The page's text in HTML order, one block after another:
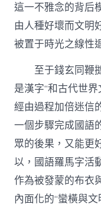
這一不雅念的背后
由人種好壞而文明
被置于時光之線性
至于錢玄同鞭
是漢字“和古代世
經由過程加倍迷信
一個步驟完成國語
眾的後果，又能更
以，國語羅馬字活
作為被發蒙的布衣
內面化的“蠻橫與